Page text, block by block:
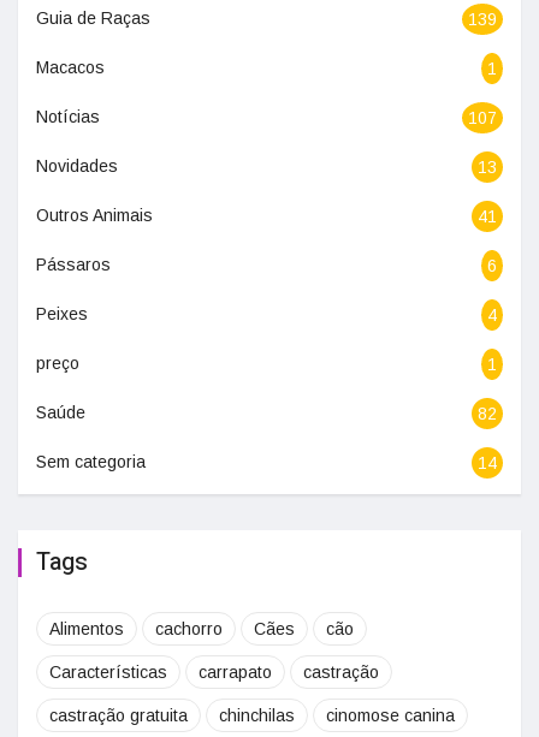
Guia de Raças 139
Macacos 1
Notícias 107
Novidades 13
Outros Animais 41
Pássaros 6
Peixes 4
preço 1
Saúde 82
Sem categoria 14
Tags
Alimentos cachorro Cães cão
Características carrapato castração
castração gratuita chinchilas cinomose canina